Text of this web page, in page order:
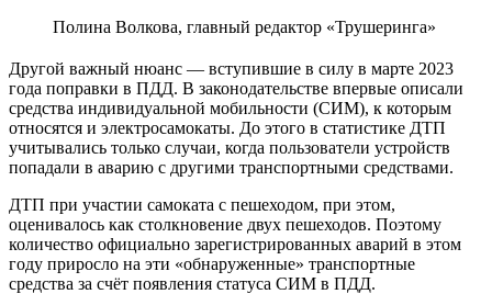
Полина Волкова, главный редактор «Трушеринга»
Другой важный нюанс — вступившие в силу в марте 2023
года поправки в ПДД. В законодательстве впервые описали
средства индивидуальной мобильности (СИМ), к которым
относятся и электросамокаты. До этого в статистике ДТП
учитывались только случаи, когда пользователи устройств
попадали в аварию с другими транспортными средствами.
ДТП при участии самоката с пешеходом, при этом,
оценивалось как столкновение двух пешеходов. Поэтому
количество официально зарегистрированных аварий в этом
году приросло на эти «обнаруженные» транспортные
средства за счёт появления статуса СИМ в ПДД.